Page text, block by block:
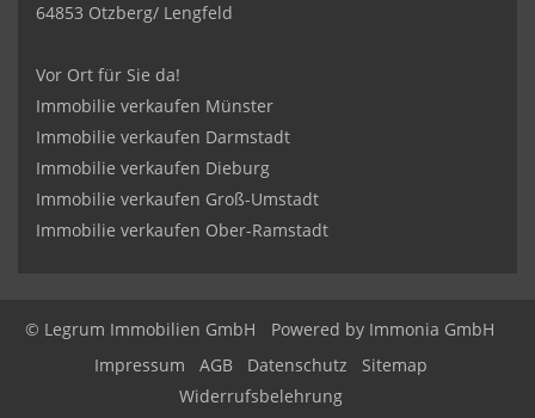
64853 Otzberg/ Lengfeld
Vor Ort für Sie da!
Immobilie verkaufen Münster
Immobilie verkaufen Darmstadt
Immobilie verkaufen Dieburg
Immobilie verkaufen Groß-Umstadt
Immobilie verkaufen Ober-Ramstadt
© Legrum Immobilien GmbH Powered by Immonia GmbH
Impressum
AGB Datenschutz
Sitemap
Widerrufsbelehrung